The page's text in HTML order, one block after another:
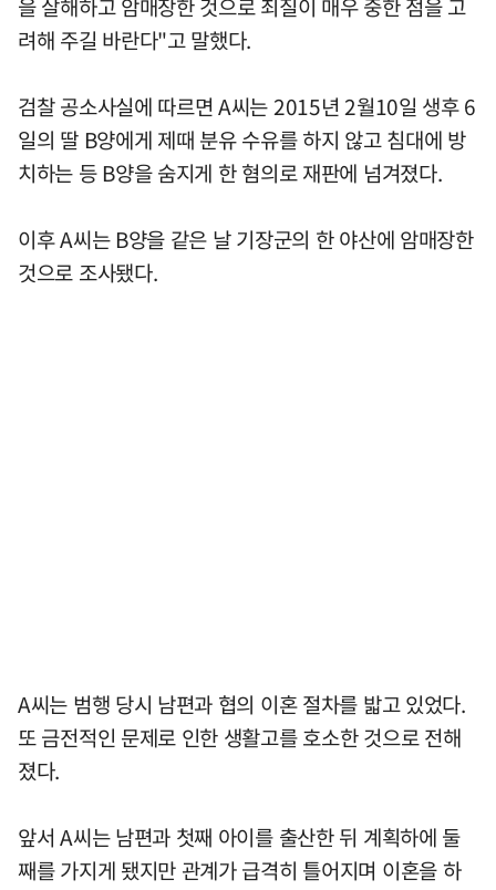
을 살해하고 암매장한 것으로 죄질이 매우 중한 점을 고
려해 주길 바란다"고 말했다.
검찰 공소사실에 따르면 A씨는 2015년 2월10일 생후 6
일의 딸 B양에게 제때 분유 수유를 하지 않고 침대에 방
치하는 등 B양을 숨지게 한 혐의로 재판에 넘겨졌다.
이후 A씨는 B양을 같은 날 기장군의 한 야산에 암매장한
것으로 조사됐다.
A씨는 범행 당시 남편과 협의 이혼 절차를 밟고 있었다.
또 금전적인 문제로 인한 생활고를 호소한 것으로 전해
졌다.
앞서 A씨는 남편과 첫째 아이를 출산한 뒤 계획하에 둘
째를 가지게 됐지만 관계가 급격히 틀어지며 이혼을 하